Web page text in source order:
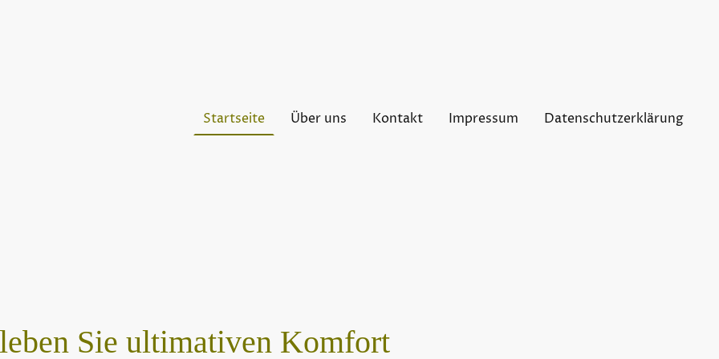
Startseite Über uns Kontakt Impressum Datenschutzerklärung
Sie ultimativen Komfort